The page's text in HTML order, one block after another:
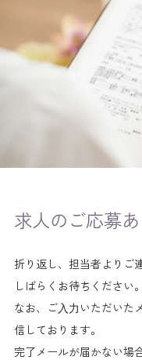
求人のご応募
折り返し、担当者よりご
しばらくお待ちください。
なお、ご⼊⼒いただいた
信しております。
完了メールが届かない場